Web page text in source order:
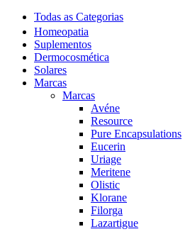
Todas as Categorias
Homeopatia
Suplementos
Dermocosmética
Solares
Marcas
Marcas
Avéne
Resource
Pure Encapsulations
Eucerin
Uriage
Meritene
Olistic
Klorane
Filorga
Lazartigue